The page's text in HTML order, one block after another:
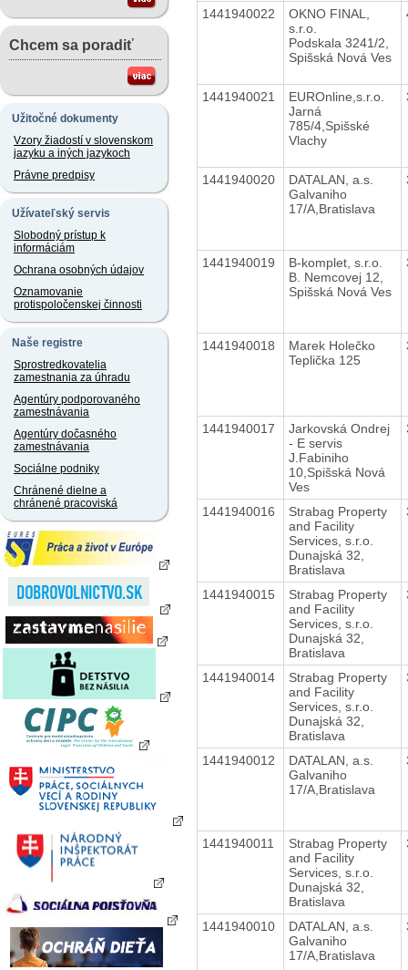
Chcem sa poradiť
Užitočné dokumenty
Vzory žiadostí v slovenskom
jazyku a iných jazykoch
Právne predpisy
Užívateľský servis
Slobodný prístup k
informáciám
Ochrana osobných údajov
Oznamovanie
protispoločenskej činnosti
Naše registre
Sprostredkovatelia
zamestnania za úhradu
Agentúry podporovaného
zamestnávania
Agentúry dočasného
zamestnávania
Sociálne podniky
Chránené dielne a
chránené pracoviská
1441940022
OKNO FINAL,
s.r.o.
Podskala 3241/2,
Spišská Nová Ves
1441940021
EUROnline,s.r.o.
Jarná
785/4,Spišské
Vlachy
1441940020
DATALAN, a.s.
Galvaniho
17/A,Bratislava
1441940019
B-komplet, s.r.o.
B. Nemcovej 12,
Spišská Nová Ves
1441940018
Marek Holečko
Teplička 125
1441940017
Jarkovská Ondrej
- E servis
J.Fabiniho
10,Spišská Nová
Ves
1441940016
Strabag Property
and Facility
Services, s.r.o.
Dunajská 32,
Bratislava
1441940015
Strabag Property
and Facility
Services, s.r.o.
Dunajská 32,
Bratislava
1441940014
Strabag Property
and Facility
Services, s.r.o.
Dunajská 32,
Bratislava
1441940012
DATALAN, a.s.
Galvaniho
17/A,Bratislava
1441940011
Strabag Property
and Facility
Services, s.r.o.
Dunajská 32,
Bratislava
1441940010
DATALAN, a.s.
Galvaniho
17/A,Bratislava